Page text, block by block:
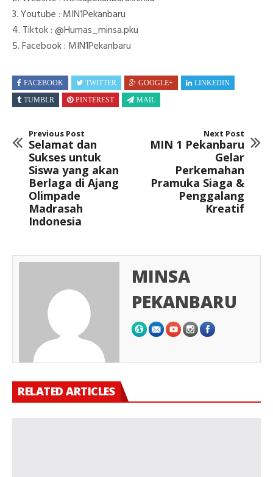
3. ⁠Youtube : MIN1Pekanbaru
4. ⁠Tiktok : @Humas_minsa.pku
5. ⁠Facebook : MIN1Pekanbaru
FACEBOOK TWITTER GOOGLE+
LINKEDIN
TUMBLR
PINTEREST MAIL
Previous Post
Selamat dan
Sukses untuk
Siswa yang akan
Berlaga di Ajang
Olimpade
Madrasah
Indonesia
Next Post
MIN 1 Pekanbaru
Gelar
Perkemahan
Pramuka Siaga &
Penggalang
Kreatif
MINSA
PEKANBARU
RELATED ARTICLES